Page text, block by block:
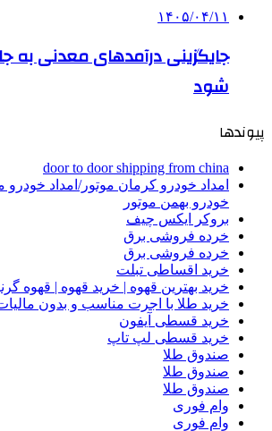
۱۴۰۵/۰۴/۱۱
جایگزینی درآمدهای معدنی به
شود
پیوندها
door to door shipping from china
امداد خودرو کرمان موتور/امداد خودرو
خودرو بهمن موتور
بروکر ایکس چیف
خرده فروشی برق
خرده فروشی برق
خرید اقساطی تبلت
خرید بهترین قهوه | خرید قهوه | قهوه
خرید طلا با اجرت مناسب و بدون
خرید قسطی آیفون
خرید قسطی لپ تاپ
صندوق طلا
صندوق طلا
صندوق طلا
وام فوری
وام فوری